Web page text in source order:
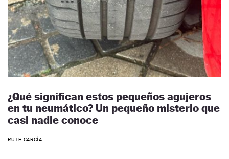
¿Qué significan estos pequeños agujeros
en tu neumático? Un pequeño misterio que
casi nadie conoce
RUTH GARCÍA